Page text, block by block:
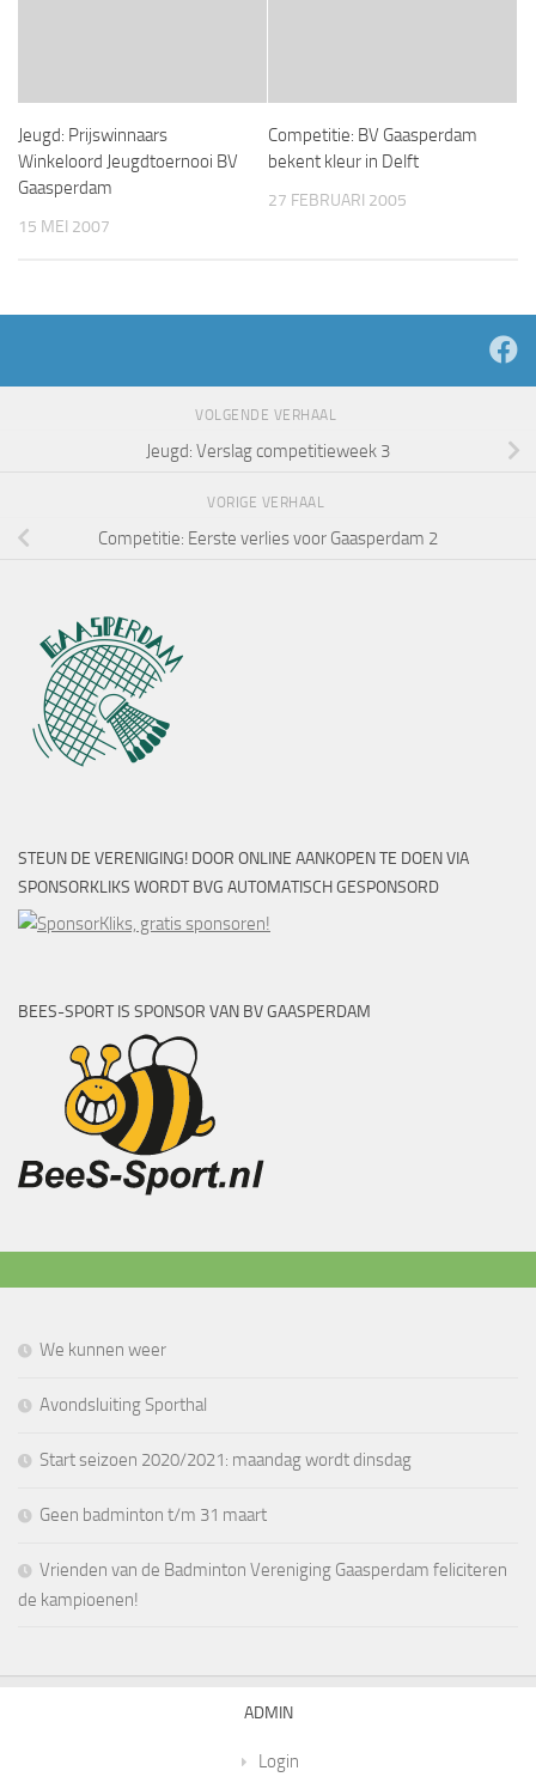
Jeugd: Prijswinnaars
Winkeloord Jeugdtoernooi BV
Gaasperdam
15 MEI 2007
Competitie: BV Gaasperdam
bekent kleur in Delft
27 FEBRUARI 2005
VOLGENDE VERHAAL
Jeugd: Verslag competitieweek 3
VORIGE VERHAAL
Competitie: Eerste verlies voor Gaasperdam 2
STEUN DE VERENIGING! DOOR ONLINE AANKOPEN TE DOEN VIA
SPONSORKLIKS WORDT BVG AUTOMATISCH GESPONSORD
BEES-SPORT IS SPONSOR VAN BV GAASPERDAM
We kunnen weer
Avondsluiting Sporthal
Start seizoen 2020/2021: maandag wordt dinsdag
Geen badminton t/m 31 maart
Vrienden van de Badminton Vereniging Gaasperdam feliciteren
de kampioenen!
ADMIN
Login